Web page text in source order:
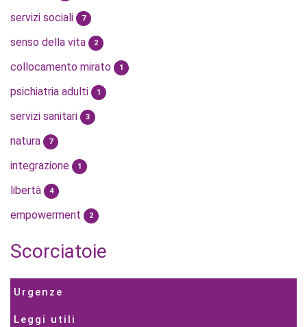
servizi sociali 7
senso della vita 2
collocamento mirato 1
psichiatria adulti 1
servizi sanitari 3
natura 7
integrazione 1
libertà 4
empowerment 2
Scorciatoie
Urgenze
Leggi utili